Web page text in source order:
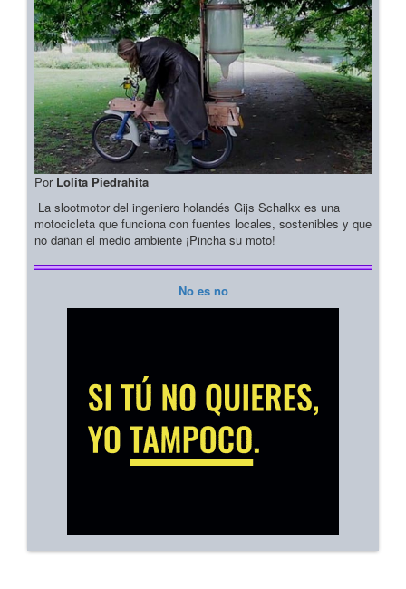
Por Lolita Piedrahita
La slootmotor del ingeniero holandés Gijs Schalkx es una
motocicleta que funciona con fuentes locales, sostenibles y que
no dañan el medio ambiente ¡Pincha su moto!
No es no